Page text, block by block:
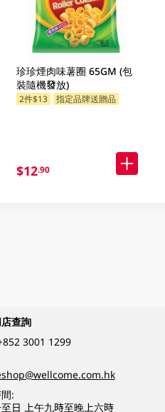
珍珍煙肉味薯圈 65GM (包
裝隨機發放)
2件$13 指定品牌送贈品
$12.90
查詢
3001 1299
:
日 上午九時至晚上六時